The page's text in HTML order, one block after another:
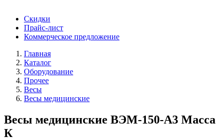
Скидки
Прайс-лист
Коммерческое предложение
Главная
Каталог
Оборудование
Прочее
Весы
Весы медицинские
Весы медицинские ВЭМ-150-А3 Масса
К